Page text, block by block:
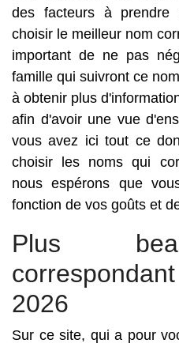
des facteurs à
choisir le meilleur nom
important de ne pas
famille qui suivront ce
à obtenir plus
afin d'avoir une vue
vous avez ici tout ce
choisir les noms qui
nous espérons que
fonction de vos goûts et
Plus
2026
Sur ce site, qui a pour